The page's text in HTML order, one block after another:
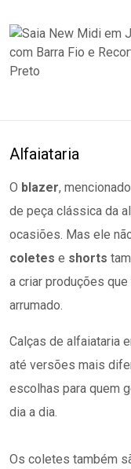
Alfaiataria
O blazer,
de peça clássica da
ocasiões. Mas ele
coletes e shorts
a criar produções
arrumado.
Calças de alfaiataria
até versões mais
escolhas para quem
dia a dia.
Os coletes também